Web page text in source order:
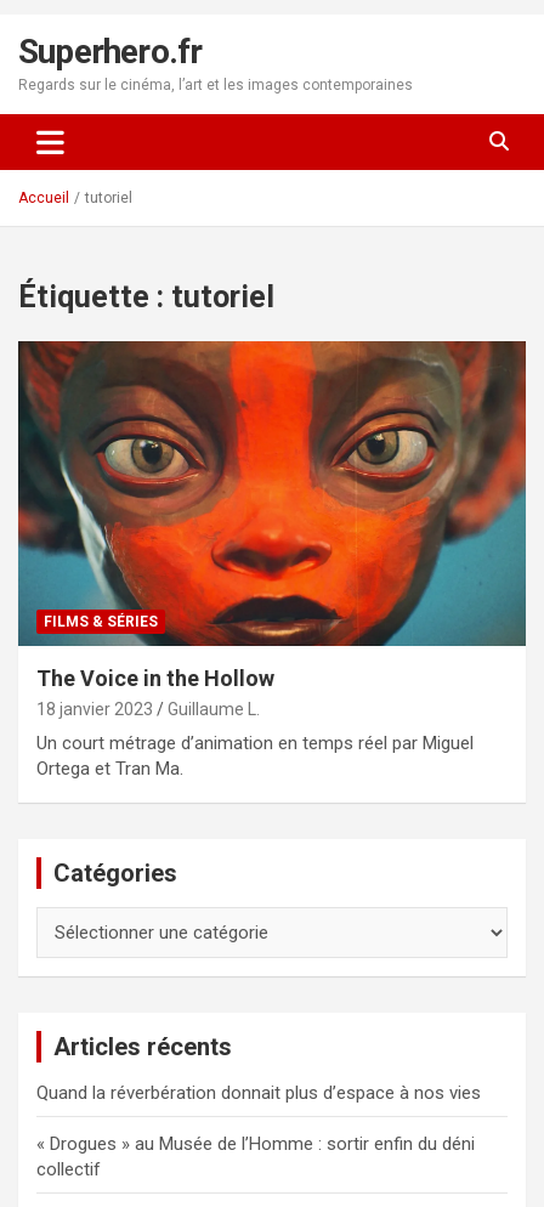
contenu
Superhero.fr
Regards sur le cinéma, l’art et les images contemporaines
Accueil tutoriel
Étiquette : tutoriel
FILMS & SÉRIES
The Voice in the Hollow
18 janvier 2023 Guillaume L.
Un court métrage d’animation en temps réel par Miguel
Ortega et Tran Ma.
Catégories
Articles récents
Quand la réverbération donnait plus d’espace à nos vies
« Drogues » au Musée de l’Homme : sortir enfin du déni
collectif